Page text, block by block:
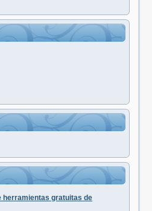
herramientas gratuitas de